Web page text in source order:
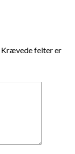
Krævede felter er